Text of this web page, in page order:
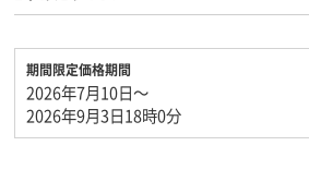
期間限定価格期間
2026年7月10日～
2026年9月3日18時0分